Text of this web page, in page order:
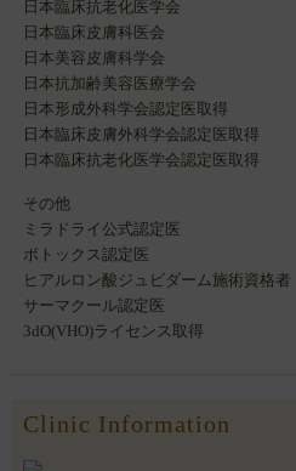
日本臨床抗老化医学会
日本臨床皮膚科医会
日本美容皮膚科学会
日本抗加齢美容医療学会
日本形成外科学会認定医取得
日本臨床皮膚外科学会認定医取得
日本臨床抗老化医学会認定医取得
その他
ミラドライ公式認定医
ボトックス認定医
ヒアルロン酸ジュビダーム施術資格者
サーマクール認定医
3dO(VHO)ライセンス取得
Clinic Information